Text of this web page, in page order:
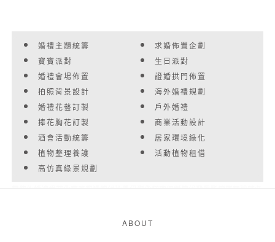
婚禮主題統籌
求婚佈置企劃
寶寶派對
生日派對
婚禮會場佈置
證婚拱門佈置
拍照背景設計
海外婚禮規劃
婚禮花藝訂製
戶外婚禮
捧花胸花訂製
商業活動設計
酒會活動統籌
居家環境綠化
植物整理養護
活動植物租借
高仿真綠景規劃
禮中不可或缺的花藝部分新人認為婚禮中沒有花就沒有靈魂各式不同風格的婚
我們更明白一個婚禮策劃師需要具備哪些能力當然花藝也包含在其中它能更好
時，溫馨和感動的感覺會讓你覺得付出是值得的。無論是大型的婚禮佈置還是
ABOUT